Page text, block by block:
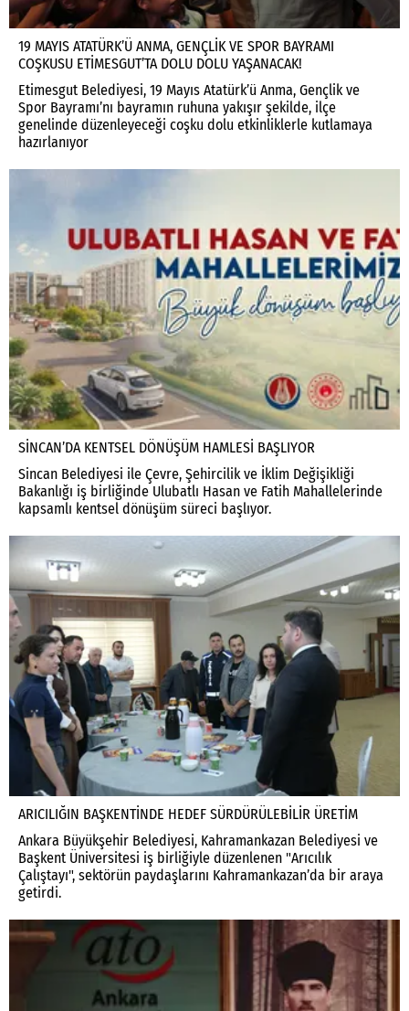
19 MAYIS ATATÜRK’Ü ANMA, GENÇLİK VE SPOR BAYRAMI
COŞKUSU ETİMESGUT’TA DOLU DOLU YAŞANACAK!
Etimesgut Belediyesi, 19 Mayıs Atatürk’ü Anma, Gençlik ve
Spor Bayramı’nı bayramın ruhuna yakışır şekilde, ilçe
genelinde düzenleyeceği coşku dolu etkinliklerle kutlamaya
hazırlanıyor
SİNCAN’DA KENTSEL DÖNÜŞÜM HAMLESİ BAŞLIYOR
Sincan Belediyesi ile Çevre, Şehircilik ve İklim Değişikliği
Bakanlığı iş birliğinde Ulubatlı Hasan ve Fatih Mahallelerinde
kapsamlı kentsel dönüşüm süreci başlıyor.
ARICILIĞIN BAŞKENTİNDE HEDEF SÜRDÜRÜLEBİLİR ÜRETİM
Ankara Büyükşehir Belediyesi, Kahramankazan Belediyesi ve
Başkent Üniversitesi iş birliğiyle düzenlenen "Arıcılık
Çalıştayı", sektörün paydaşlarını Kahramankazan’da bir araya
getirdi.